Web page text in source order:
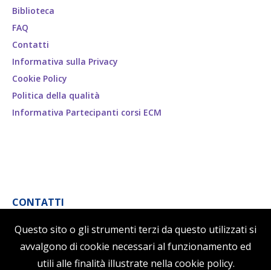
Biblioteca
FAQ
Contatti
Informativa sulla Privacy
Cookie Policy
Politica della qualità
Informativa Partecipanti corsi ECM
CONTATTI
B.B.C. By Business Center srl
Via della stazione ostiense, 27
00154 Roma, Italia
Questo sito o gli strumenti terzi da questo utilizzati si
avvalgono di cookie necessari al funzionamento ed
utili alle finalità illustrate nella cookie policy.